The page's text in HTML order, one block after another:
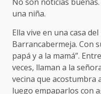
una niña.
Ella vive en una casa
Barrancabermeja. Con
papá y a la mamá”.
veces, llaman a la
vecina que acostumbra
luego empaparlos con